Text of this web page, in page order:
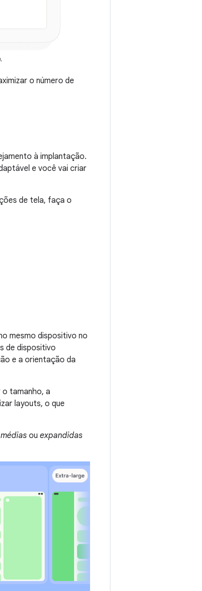
o número de
à implantação.
e você vai criar
de tela, faça o
mesmo dispositivo no
de dispositivo
e a orientação da
o tamanho, a
layouts, o que
médias ou expandidas